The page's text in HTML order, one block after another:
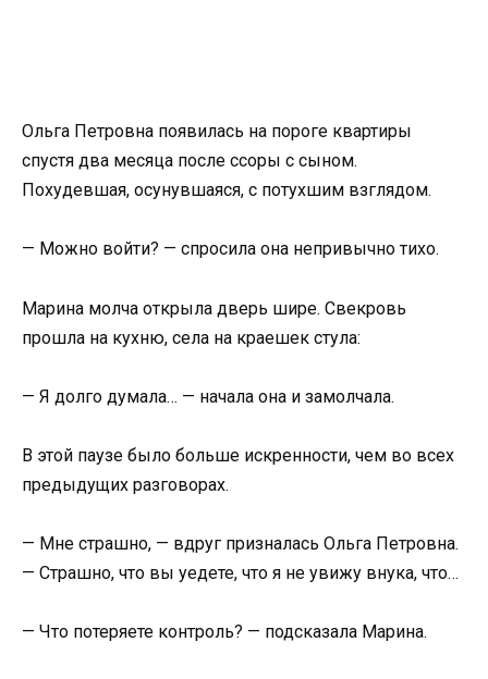
Ольга Петровна появилась на пороге квартиры
спустя два месяца после ссоры с сыном.
Похудевшая, осунувшаяся, с потухшим взглядом.
— Можно войти? — спросила она непривычно тихо.
Марина молча открыла дверь шире. Свекровь
прошла на кухню, села на краешек стула:
— Я долго думала… — начала она и замолчала.
В этой паузе было больше искренности, чем во всех
предыдущих разговорах.
— Мне страшно, — вдруг призналась Ольга Петровна.
— Страшно, что вы уедете, что я не увижу внука, что…
— Что потеряете контроль? — подсказала Марина.